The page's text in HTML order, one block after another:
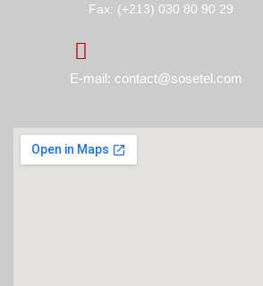
Fax: (+213) 030 80 90 29
E-mail: contact@sosetel.com